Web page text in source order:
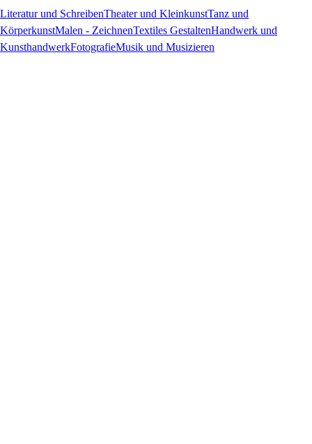
Literatur und SchreibenTheater und KleinkunstTanz und
KörperkunstMalen - ZeichnenTextiles GestaltenHandwerk und
KunsthandwerkFotografieMusik und Musizieren